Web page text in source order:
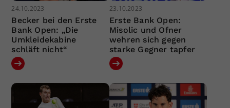
24.10.2023
Becker bei den Erste
Bank Open: „Die
Umkleidekabine
schläft nicht“
23.10.2023
Erste Bank Open:
Misolic und Ofner
wehren sich gegen
starke Gegner tapfer